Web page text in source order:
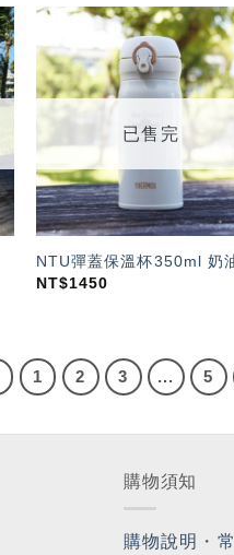
加
已售完
NTU彈蓋保溫杯350ml 奶
NT$1450
1 2 3 ... 5
購物須知
購物說明 ・